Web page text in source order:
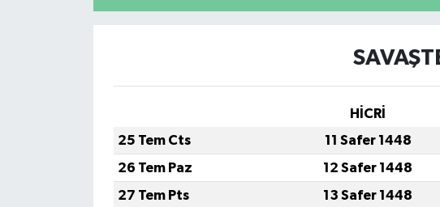
HİCRİ
25 Tem Cts
11 Safer 1448
26 Tem Paz
12 Safer 1448
27 Tem Pts
13 Safer 1448